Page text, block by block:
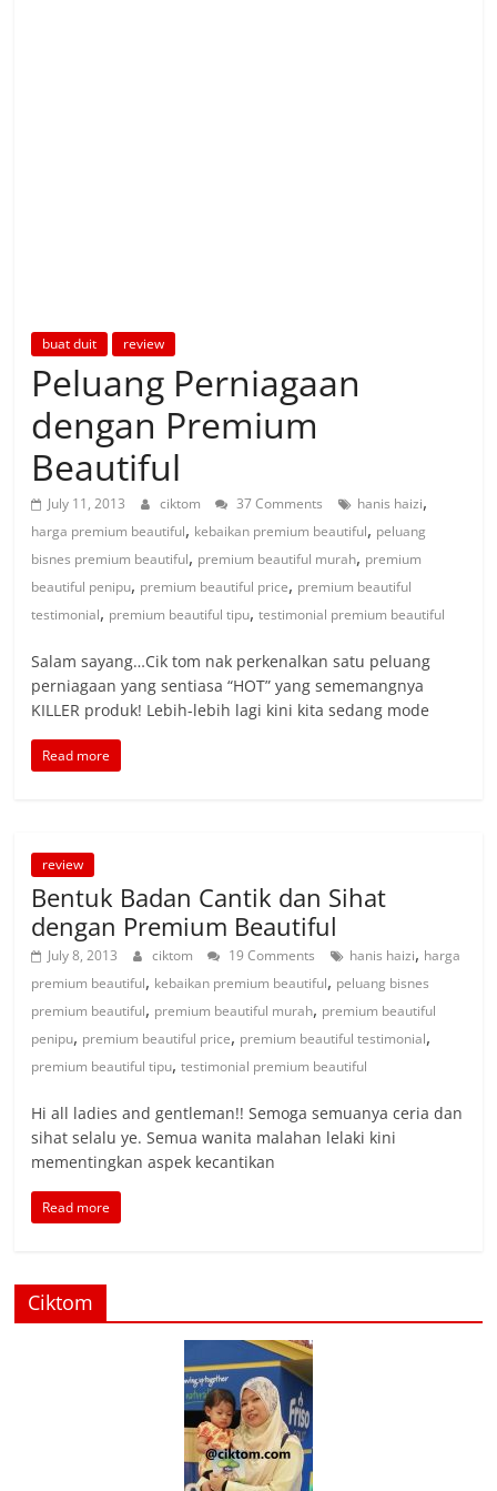
buat duit review
Peluang Perniagaan
dengan Premium
Beautiful
July 11, 2013 ciktom 37 Comments hanis haizi,
harga premium beautiful, kebaikan premium beautiful, peluang
bisnes premium beautiful, premium beautiful murah, premium
beautiful penipu, premium beautiful price, premium beautiful
testimonial, premium beautiful tipu,testimonial premium beautiful
Salam sayang…Cik tom nak perkenalkan satu peluang
perniagaan yang sentiasa “HOT” yang sememangnya
KILLER produk! Lebih-lebih lagi kini kita sedang mode
Read more
review
Bentuk Badan Cantik dan Sihat
dengan Premium Beautiful
July 8, 2013 ciktom 19 Comments hanis haizi, harga
premium beautiful, kebaikan premium beautiful, peluang bisnes
premium beautiful, premium beautiful murah, premium beautiful
penipu, premium beautiful price, premium beautiful testimonial,
premium beautiful tipu,testimonial premium beautiful
Hi all ladies and gentleman!! Semoga semuanya ceria dan
sihat selalu ye. Semua wanita malahan lelaki kini
mementingkan aspek kecantikan
Read more
Ciktom